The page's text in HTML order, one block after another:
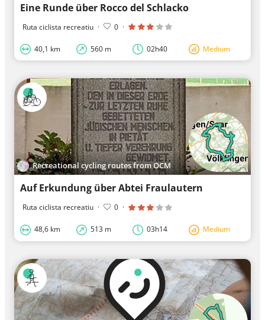
Eine Runde über Rocco del Schlacko
Ruta ciclista recreatiu · 0 ·
40,1 km 560 m 02h40 Medium
Recreational cycling routes from OCM
Auf Erkundung über Abtei Fraulautern
Ruta ciclista recreatiu · 0 ·
48,6 km 513 m 03h14 Medium